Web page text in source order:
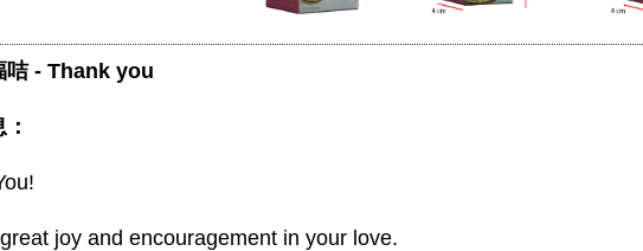
咭 - Thank you
joy and encouragement in your love.